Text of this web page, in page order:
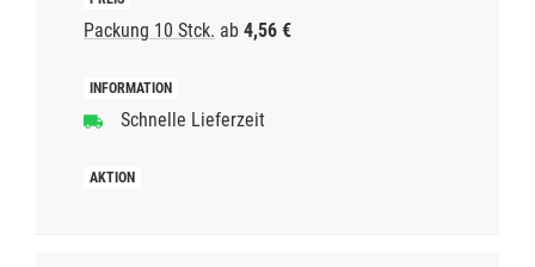
Packung 10 Stck. ab 4,56 €
Schnelle Lieferzeit